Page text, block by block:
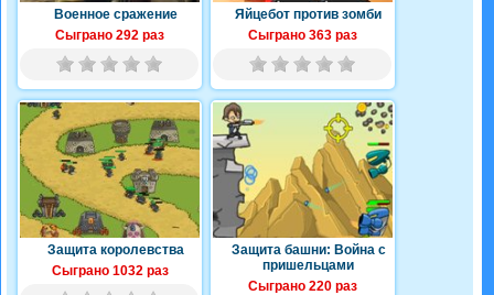
Военное сражение
Сыграно 292 раз
Яйцебот против зомби
Сыграно 363 раз
Защита королевства
Сыграно 1032 раз
Защита башни: Война с
пришельцами
Сыграно 220 раз